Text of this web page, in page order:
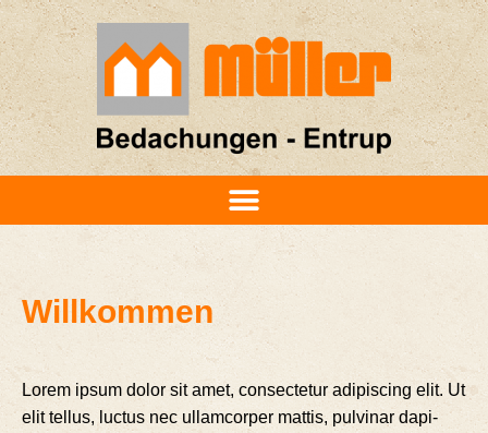
Will­kom­men
Lorem ipsum dolor sit amet, con­sec­te­tur adi­pi­scing elit. Ut
elit tel­lus, luc­tus nec ullam­cor­per mat­tis, pul­vi­nar dapi­